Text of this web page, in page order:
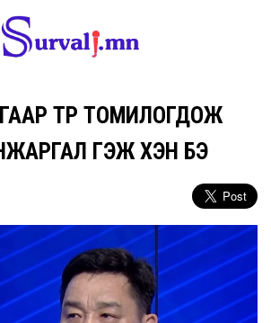
ТҮР ТОМИЛОГДОЖ
ГЭЖ ХЭН БЭ